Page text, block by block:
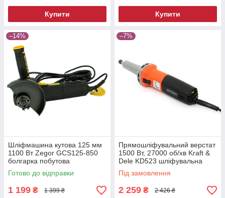
Купити Купити
–14%
Шліфмашина кутова 125 мм
1100 Вт Zegor GCS125-850
болгарка побутова
електрична для різання та
шліфування
Готово до відправки
1 199 ₴ 1 399 ₴
–7%
Прямошліфувальний верстат
1500 Вт, 27000 об/хв Kraft &
Dele KD523 шліфувальна
машина пряма
Під замовлення
2 259 ₴ 2 426 ₴